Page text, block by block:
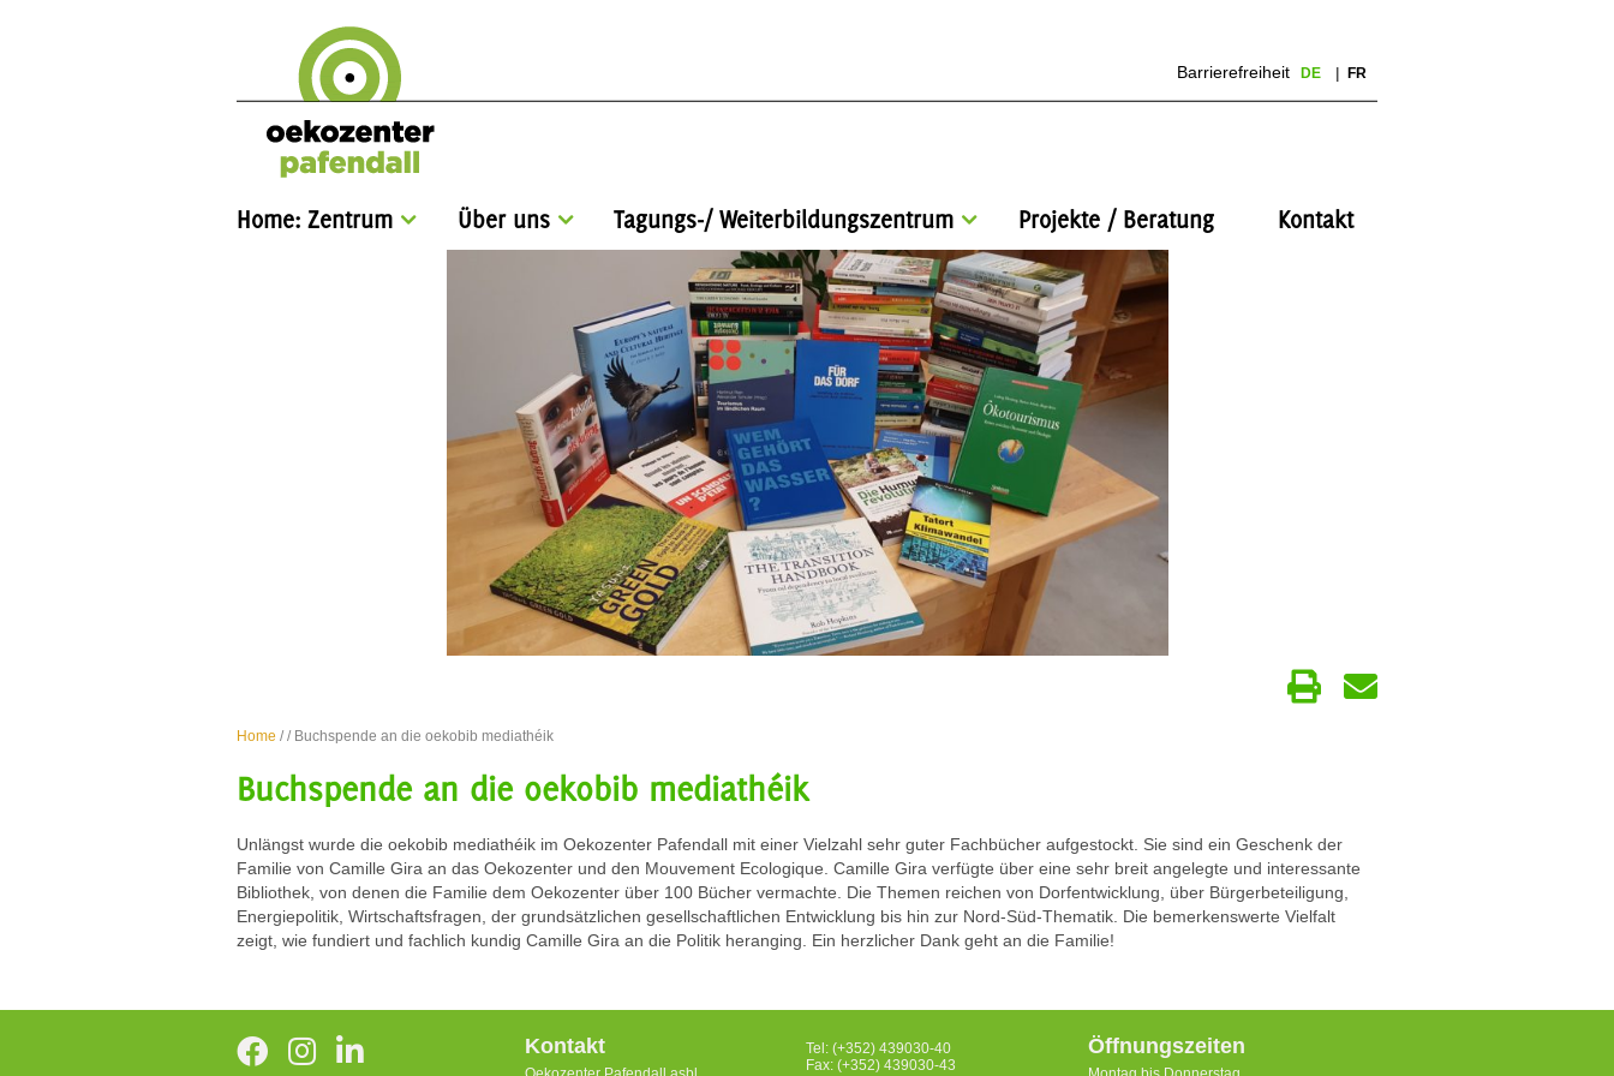
Barrierefreiheit DE FR
Home: Zentrum Über uns Tagungs-/ Weiterbildungszentrum Projekte / Beratung Kontakt
Home // Buchspende an die oekobib mediathéik
Buchspende an die oekobib mediathéik
Unlängst wurde die oekobib mediathéik im Oekozenter Pafendall mit einer Vielzahl sehr guter Fachbücher aufgestockt. Sie sind ein Geschenk der
Familie von Camille Gira an das Oekozenter und den Mouvement Ecologique. Camille Gira verfügte über eine sehr breit angelegte und interessante
Bibliothek, von denen die Familie dem Oekozenter über 100 Bücher vermachte. Die Themen reichen von Dorfentwicklung, über Bürgerbeteiligung,
Energiepolitik, Wirtschaftsfragen, der grundsätzlichen gesellschaftlichen Entwicklung bis hin zur Nord-Süd-Thematik. Die bemerkenswerte Vielfalt
zeigt, wie fundiert und fachlich kundig Camille Gira an die Politik heranging. Ein herzlicher Dank geht an die Familie!
Kontakt
Tel: (+352) 439030-40
Fax: (+352) 439030-43
Öffnungszeiten